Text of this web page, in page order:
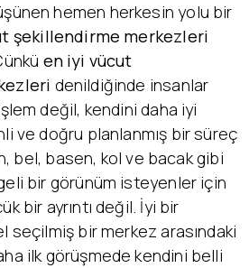
hemen herkesin yolu bir
şekillendirme merkezleri
en iyi vücut
denildiğinde insanlar
değil, kendini daha iyi
ve doğru planlanmış bir süreç
bel, basen, kol ve bacak gibi
bir görünüm isteyenler için
bir ayrıntı değil. İyi bir
seçilmiş bir merkez arasındaki
ilk görüşmede kendini belli